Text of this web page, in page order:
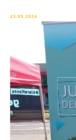
23.05.2024